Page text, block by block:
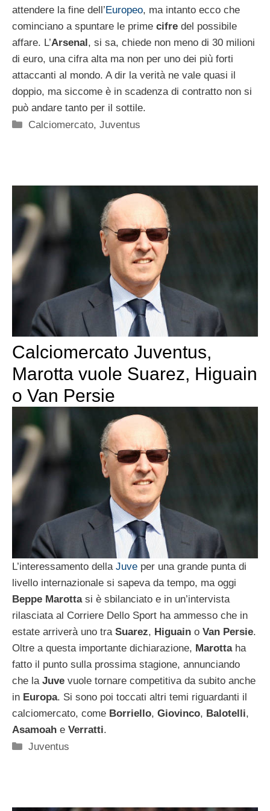
attendere la fine dell’Europeo, ma intanto ecco che
cominciano a spuntare le prime cifre del possibile
affare. L’Arsenal, si sa, chiede non meno di 30 milioni
di euro, una cifra alta ma non per uno dei più forti
attaccanti al mondo. A dir la verità ne vale quasi il
doppio, ma siccome è in scadenza di contratto non si
può andare tanto per il sottile.
Categorie
Calciomercato,Juventus
Calciomercato Juventus,
Marotta vuole Suarez, Higuain
o Van Persie
L’interessamento della Juve per una grande punta di
livello internazionale si sapeva da tempo, ma oggi
Beppe Marottasi è sbilanciato e in un’intervista
rilasciata al Corriere Dello Sport ha ammesso che in
estate arriverà uno tra Suarez, Higuain o Van Persie.
Oltre a questa importante dichiarazione, Marottaha
fatto il punto sulla prossima stagione, annunciando
che la Juve vuole tornare competitiva da subito anche
in Europa. Si sono poi toccati altri temi riguardanti il
calciomercato, come Borriello, Giovinco, Balotelli,
Asamoah e Verratti.
Categorie
Juventus